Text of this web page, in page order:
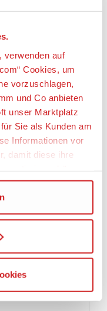
verwenden auf
Cookies, um
vorzuschlagen,
und Co anbieten
unser Marktplatz
Sie als Kunden am
Informationen vor
damit diese ihre
um weitere
werden ein Teil
USA übertragen.
von einem
1
KG,
3 Jahren
werden